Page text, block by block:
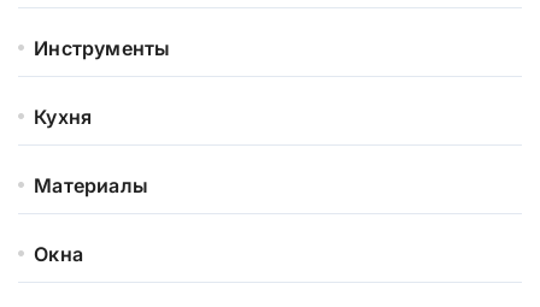
Инструменты
Кухня
Материалы
Окна